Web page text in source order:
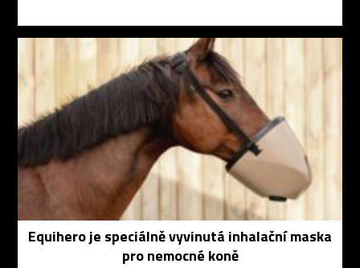
Equihero je speciálně vyvinutá inhalační maska
pro nemocné koně